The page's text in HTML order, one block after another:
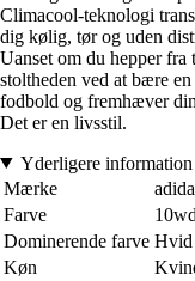
Climacool-teknologi
dig kølig, tør og uden
Uanset om du hepper
stoltheden ved at bære
fodbold og fremhæver
Det er en livsstil.
Yderligere information
Mærke
Farve
Dominerende farve Hvid
Køn